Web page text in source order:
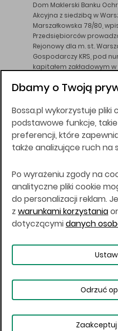
Dom Maklerski Banku
Akcyjna z siedzibą w
Marszałkowska 78/80,
Przedsiębiorców
Rejonowy dla m. st.
Gospodarczy KRS, pod
kapitałem zakładowym
DM BOŚ działa na
Wszelkie informacje na
informacje o produktach
kierowane do osób
zamieszkania lub pobytu
Japonii, ani w dowolnej
taki materiał byłby
których zgodne z
inwestycyjnych nie jest
jest możliwe złożenie
w danej jurysdykcji
nabycie poszczególnych
Copyright © 2026 BOŚ |
Warunki korzystania
Dbamy o Twoją
Bossa.pl wykorzystuje pliki
podstawowe funkcje, takie
preferencji, które
także analizujące ruch na
Po wyrażeniu zgody na
analityczne pliki cookie
do personalizacji reklam.
z warunkami korzystania
dotyczącymidanych
Odrzuć